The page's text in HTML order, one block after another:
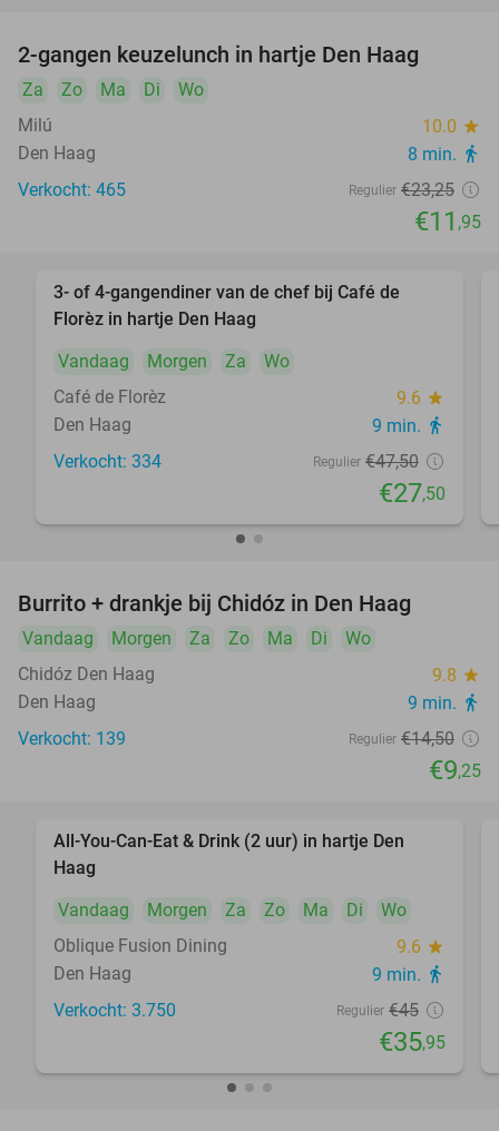
2-gangen keuzelunch in hartje Den Haag
Za Zo Ma Di
Wo
Milú
10.0 star
Den Haag 8 min. directions_walk
Verkocht: 465 Regulier €23,25
€11 ,95
3- of 4-gangendiner van de chef bij Café de
Florèz in hartje Den Haag
Vandaag
Morgen Za
Wo
Café de Florèz
9.6 star
Den Haag 9 min. directions_walk
Verkocht: 334 Regulier €47,50
€27,50
Burrito + drankje bij Chidóz in Den Haag
Vandaag Morgen Za Zo Ma Di
Wo
Chidóz Den Haag
9.8 star
Den Haag 9 min. directions_walk
Verkocht: 139 Regulier €14,50
€9,25
All-You-Can-Eat & Drink (2 uur) in hartje Den
Haag
Vandaag
Morgen Za Zo Ma Di
Wo
Oblique Fusion Dining
9.6 star
Den Haag 9 min. directions_walk
Verkocht: 3.750 Regulier €45
€35,95